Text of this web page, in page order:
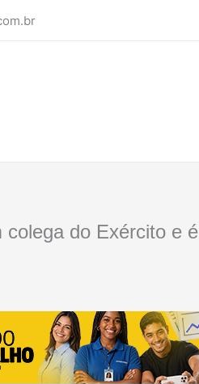
colega do Exército e